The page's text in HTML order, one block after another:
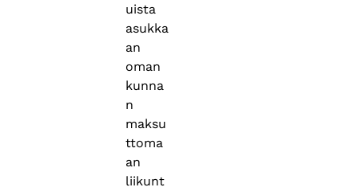
uista
asukka
an
oman
kunna
n
maksu
ttoma
an
liikunt